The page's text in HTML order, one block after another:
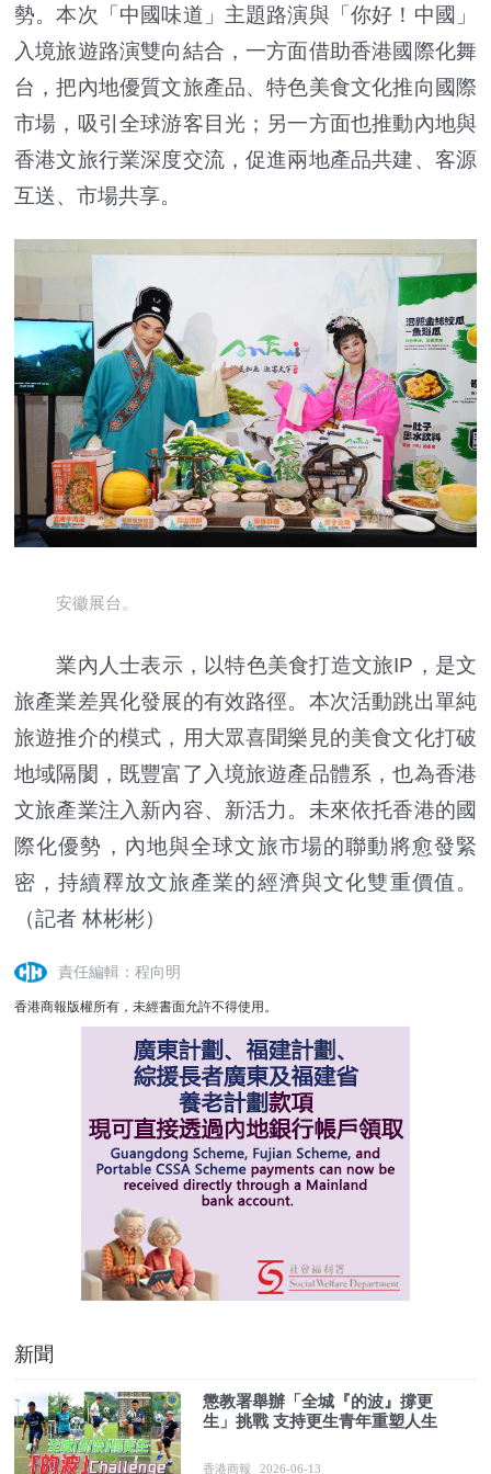
勢。本次「中國味道」主題路演與「你好！中國」
入境旅遊路演雙向結合，一方面借助香港國際化舞
台，把內地優質文旅產品、特色美食文化推向國際
市場，吸引全球游客目光；另一方面也推動內地與
香港文旅行業深度交流，促進兩地產品共建、客源
互送、市場共享。
安徽展台。
業內人士表示，以特色美食打造文旅IP，是文
旅產業差異化發展的有效路徑。本次活動跳出單純
旅遊推介的模式，用大眾喜聞樂見的美食文化打破
地域隔閡，既豐富了入境旅遊產品體系，也為香港
文旅產業注入新內容、新活力。未來依托香港的國
際化優勢，內地與全球文旅市場的聯動將愈發緊
密，持續釋放文旅產業的經濟與文化雙重價值。
（記者 林彬彬）
責任編輯：程向明
香港商報版權所有，未經書面允許不得使用。
新聞
懲教署舉辦「全城『的波』撐更
生」挑戰 支持更生青年重塑人生
香港商報 2026-06-13